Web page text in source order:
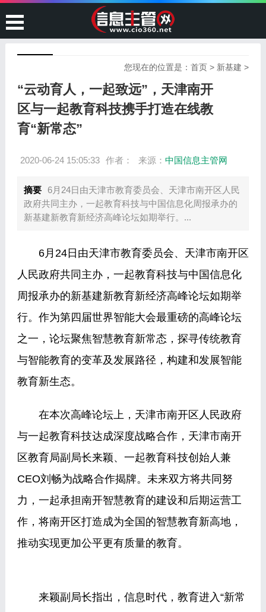
您现在的位置是：首页 > 新基建 >
“云动育人，一起致远”，天津南开
区与一起教育科技携手打造在线教
育“新常态”
2020-06-24 15:05:33 作者： 来源： 中国信息主管网
摘要 6月24日由天津市教育委员会、天津市南开区人民
政府共同主办，一起教育科技与中国信息化周报承办的
新基建新教育新经济高峰论坛如期举行。...
6月24日由天津市教育委员会、天津市南开区
人民政府共同主办，一起教育科技与中国信息化
周报承办的新基建新教育新经济高峰论坛如期举
行。作为第四届世界智能大会最重磅的高峰论坛
之一，论坛聚焦智慧教育新常态，探寻传统教育
与智能教育的变革及发展路径，构建和发展智能
教育新生态。
在本次高峰论坛上，天津市南开区人民政府
与一起教育科技达成深度战略合作，天津市南开
区教育局副局长来颖、一起教育科技创始人兼
CEO刘畅为战略合作揭牌。未来双方将共同努
力，一起承担南开智慧教育的建设和后期运营工
作，将南开区打造成为全国的智慧教育新高地，
推动实现更加公平更有质量的教育。
来颖副局长指出，信息时代，教育进入“新常